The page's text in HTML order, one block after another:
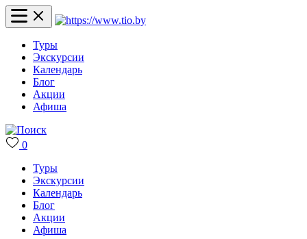
Туры
Экскурсии
Календарь
Блог
Акции
Афиша
0
Туры
Экскурсии
Календарь
Блог
Акции
Афиша